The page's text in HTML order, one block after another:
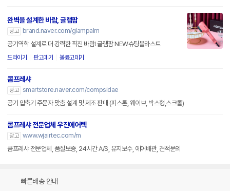
완벽을 설계한 바람, 글램팜
광고
brand.naver.com/glampalm
공기역학 설계로 더 강력한 직진 바람! 글램팜 NEW슈팅블라스트
드라이기 판고데기 볼륨고데기
콤프레샤
광고 smartstore.naver.com/compsidae
공기 압축기 주문자 맞춤 설계 및 제조 판매 (피스톤, 웨이브, 박스형,스크롤)
콤프레샤 전문업체 우진에어텍
광고 www.wjairtec.com/m
콤프레샤 전문업체, 품질보증, 24시간 A/S, 유지보수, 에어배관, 견적문의
빠른배송 안내